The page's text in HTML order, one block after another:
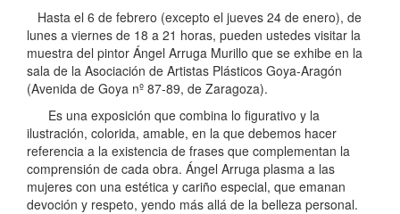
Hasta el 6 de febrero (excepto el jueves 24 de enero), de
lunes a viernes de 18 a 21 horas, pueden ustedes visitar la
muestra del pintor Ángel Arruga Murillo que se exhibe en la
sala de la Asociación de Artistas Plásticos Goya-Aragón
(Avenida de Goya nº 87-89, de Zaragoza).
Es una exposición que combina lo figurativo y la
ilustración, colorida, amable, en la que debemos hacer
referencia a la existencia de frases que complementan la
comprensión de cada obra. Ángel Arruga plasma a las
mujeres con una estética y cariño especial, que emanan
devoción y respeto, yendo más allá de la belleza personal.